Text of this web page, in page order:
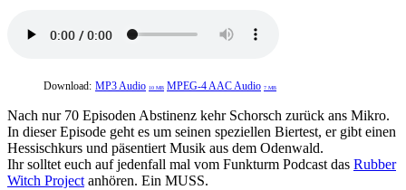
Download: MP3 Audio 10 MB MPEG-4 AAC Audio 7 MB
Nach nur 70 Episoden Abstinenz kehr Schorsch zurück ans Mikro.
In dieser Episode geht es um seinen speziellen Biertest, er gibt einen
Hessischkurs und päsentiert Musik aus dem Odenwald.
Ihr solltet euch auf jedenfall mal vom Funkturm Podcast das Rubber
Witch Project anhören. Ein MUSS.